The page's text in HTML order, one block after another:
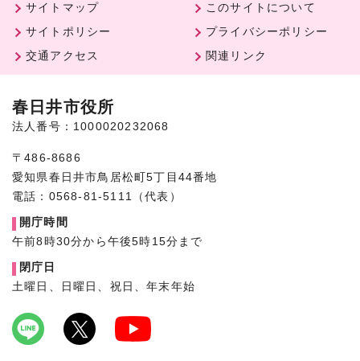
サイトマップ
このサイトについて
サイトポリシー
プライバシーポリシー
交通アクセス
関連リンク
春日井市役所
法人番号：1000020232068
〒486-8686
愛知県春日井市鳥居松町5丁目44番地
電話：0568-81-5111（代表）
開庁時間
午前8時30分から午後5時15分まで
閉庁日
土曜日、日曜日、祝日、年末年始